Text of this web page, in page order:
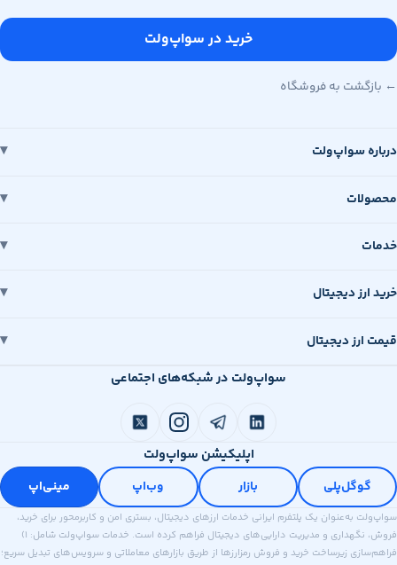
خرید در سواپ‌ولت
← بازگشت به فروشگاه
درباره سواپ‌ولت
محصولات
خدمات
خرید ارز دیجیتال
قیمت ارز دیجیتال
سواپ‌ولت در شبکه‌های اجتماعی
اپلیکیشن سواپ‌ولت
گوگل‌پلی بازار وب‌اپ مینی‌اپ
سواپ‌ولت به‌عنوان یک پلتفرم ایرانی خدمات ارزهای دیجیتال، بستری امن و کاربرمحور برای خرید،
فروش، نگهداری و مدیریت دارایی‌های دیجیتال فراهم کرده است. خدمات سواپ‌ولت شامل: ۱)
فراهم‌سازی زیرساخت خرید و فروش رمزارزها از طریق بازارهای معاملاتی و سرویس‌های تبدیل سریع؛